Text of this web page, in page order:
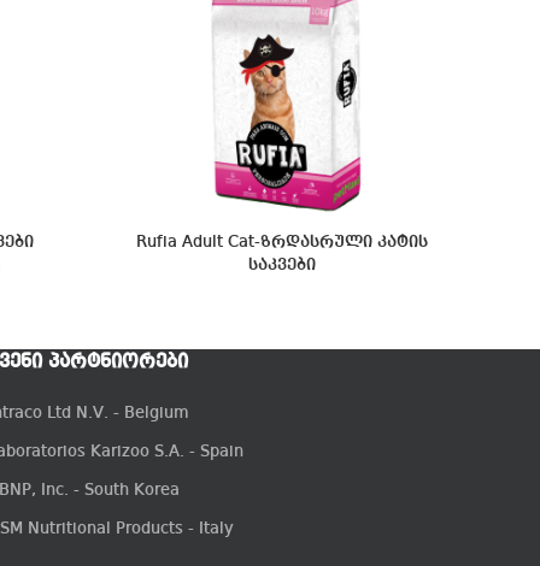
Rufia Adult Cat-ზრდასრული კატის
საკვები
ᲞᲐᲠᲢᲜᲘᲝᲠᲔᲑᲘ
Ltd N.V. - Belgium
Karizoo S.A. - Spain
Inc. - South Korea
Nutritional Products - Italy